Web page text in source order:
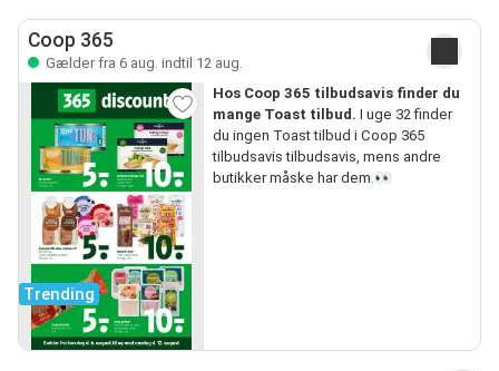
Coop 365
Gælder fra 6 aug. indtil 12 aug.
Trending
Hos Coop 365 tilbudsavis finder du
mange Toast tilbud. I uge 32 finder
du ingen Toast tilbud i Coop 365
tilbudsavis tilbudsavis, mens andre
butikker måske har dem.👀